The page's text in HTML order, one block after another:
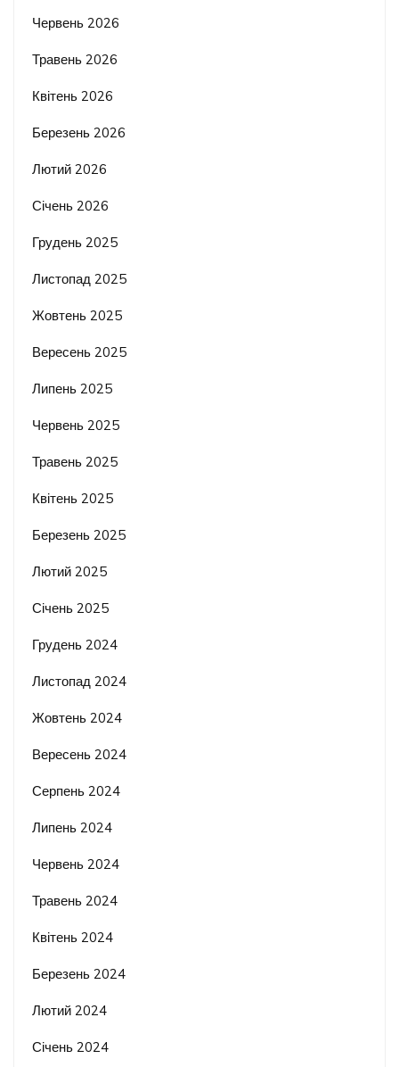
Червень 2026
Травень 2026
Квітень 2026
Березень 2026
Лютий 2026
Січень 2026
Грудень 2025
Листопад 2025
Жовтень 2025
Вересень 2025
Липень 2025
Червень 2025
Травень 2025
Квітень 2025
Березень 2025
Лютий 2025
Січень 2025
Грудень 2024
Листопад 2024
Жовтень 2024
Вересень 2024
Серпень 2024
Липень 2024
Червень 2024
Травень 2024
Квітень 2024
Березень 2024
Лютий 2024
Січень 2024